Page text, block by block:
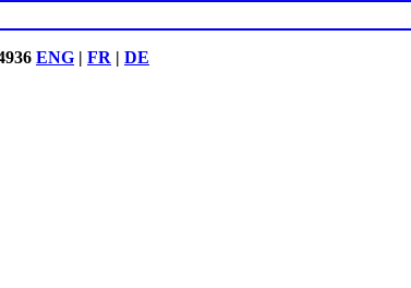
ENG | FR | DE